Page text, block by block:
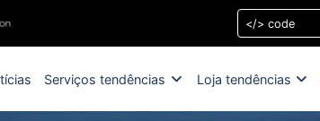
Serviços tendências Loja tendências